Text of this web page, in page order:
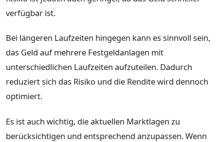
verfügbar ist.
Bei längeren Laufzeiten hingegen kann es sinnvoll sein,
das Geld auf mehrere Festgeldanlagen mit
unterschiedlichen Laufzeiten aufzuteilen. Dadurch
reduziert sich das Risiko und die Rendite wird dennoch
optimiert.
Es ist auch wichtig, die aktuellen Marktlagen zu
berücksichtigen und entsprechend anzupassen. Wenn